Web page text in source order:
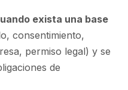
exista una base
consentimiento,
permiso legal) y se
de